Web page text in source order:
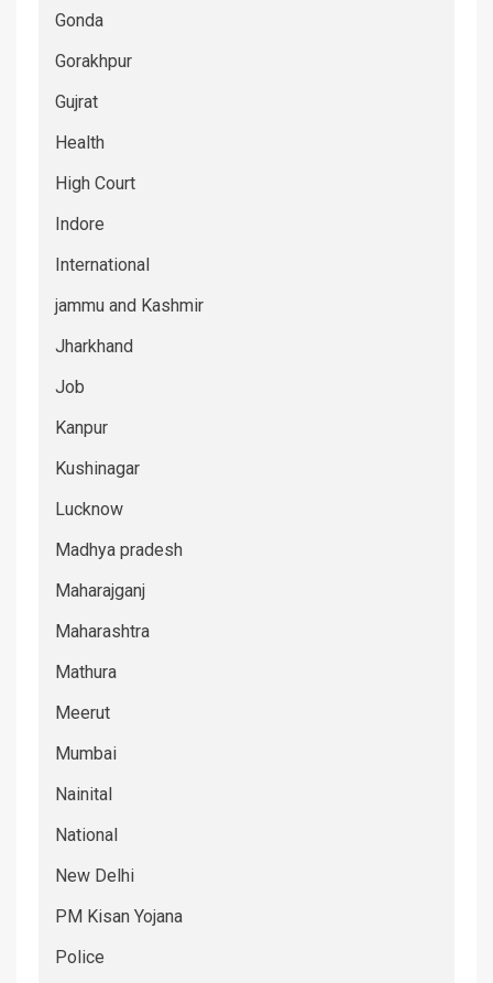
Gonda
Gorakhpur
Gujrat
Health
High Court
Indore
International
jammu and Kashmir
Jharkhand
Job
Kanpur
Kushinagar
Lucknow
Madhya pradesh
Maharajganj
Maharashtra
Mathura
Meerut
Mumbai
Nainital
National
New Delhi
PM Kisan Yojana
Police